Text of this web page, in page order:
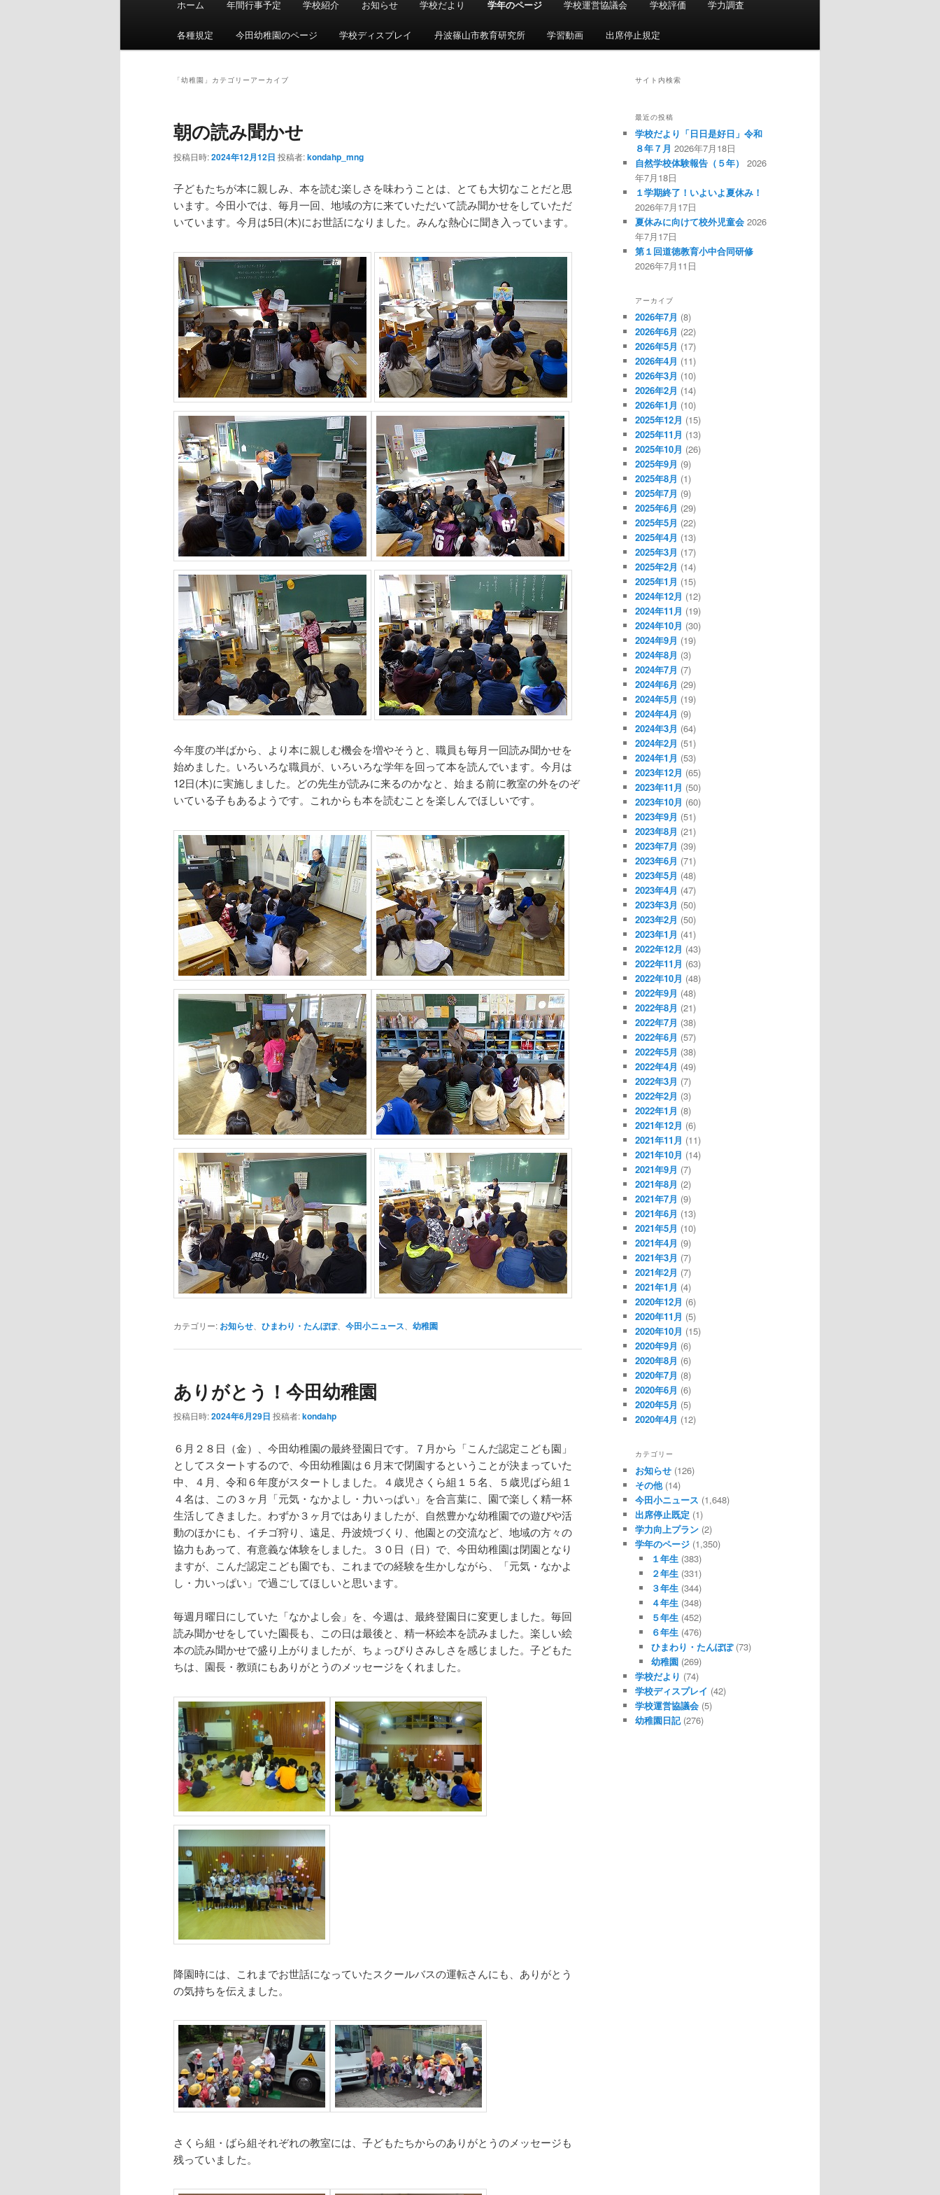
メ
ホーム 年間行事予定 学校紹介 お知らせ 学校だより 学年のページ 学校運営協議会 学校評価 学力調査
各種規定 今田幼稚園のページ 学校ディスプレイ 丹波篠山市教育研究所 学習動画 出席停止規定
「幼稚園 」カテゴリーアーカイブ
朝の読み聞かせ
投稿日時:2024年12月12日 投稿者:kondahp_mng
子どもたちが本に親しみ、本を読む楽しさを味わうことは、とても大切なことだと思
います。今田小では、毎月一回、地域の方に来ていただいて読み聞かせをしていただ
いています。今月は5日(木)にお世話になりました。みんな熱心に聞き入っています。
今年度の半ばから、より本に親しむ機会を増やそうと、職員も毎月一回読み聞かせを
始めました。いろいろな職員が、いろいろな学年を回って本を読んでいます。今月は
12日(木)に実施しました。どの先生が読みに来るのかなと、始まる前に教室の外をのぞ
いている子もあるようです。これからも本を読むことを楽しんでほしいです。
カテゴリー: お知らせ ひまわり・たんぽぽ、 今田小ニュース 幼稚園
ありがとう！今田幼稚園
投稿日時:2024年6月29日 投稿者:kondahp
６月２８日（金）、今田幼稚園の最終登園日です。７月から「こんだ認定こども園」
としてスタートするので、今田幼稚園は６月末で閉園するということが決まっていた
中、４月、令和６年度がスタートしました。４歳児さくら組１５名、５歳児ばら組１
４名は、この３ヶ月「元気・なかよし・力いっぱい」を合言葉に、園で楽しく精一杯
生活してきました。わずか３ヶ月ではありましたが、自然豊かな幼稚園での遊びや活
動のほかにも、イチゴ狩り、遠足、丹波焼づくり、他園との交流など、地域の方々の
協力もあって、有意義な体験をしました。３０日（日）で、今田幼稚園は閉園となり
ますが、こんだ認定こども園でも、これまでの経験を生かしながら、「元気・なかよ
し・力いっぱい」で過ごしてほしいと思います。
毎週月曜日にしていた「なかよし会」を、今週は、最終登園日に変更しました。毎回
読み聞かせをしていた園長も、この日は最後と、精一杯絵本を読みました。楽しい絵
本の読み聞かせで盛り上がりましたが、ちょっぴりさみしさを感じました。子どもた
ちは、園長・教頭にもありがとうのメッセージをくれました。
降園時には、これまでお世話になっていたスクールバスの運転さんにも、ありがとう
の気持ちを伝えました。
さくら組・ばら組それぞれの教室には、子どもたちからのありがとうのメッセージも
残っていました。
サイト内検索
最近の投稿
学校だより「日日是好日」令和
８年７月 2026年7月18日
自然学校体験報告（５年）
2026
年7月18日
１学期終了！いよいよ夏休み！
2026年7月17日
夏休みに向けて校外児童会 2026
年7月17日
第１回道徳教育小中合同研修
2026年7月11日
アーカイブ
2026年7月 (8)
2026年6月 (22)
2026年5月 (17)
2026年4月 (11)
2026年3月 (10)
2026年2月 (14)
2026年1月 (10)
2025年12月 (15)
2025年11月 (13)
2025年10月 (26)
2025年9月 (9)
2025年8月 (1)
2025年7月 (9)
2025年6月 (29)
2025年5月 (22)
2025年4月 (13)
2025年3月 (17)
2025年2月 (14)
2025年1月 (15)
2024年12月 (12)
2024年11月 (19)
2024年10月 (30)
2024年9月 (19)
2024年8月 (3)
2024年7月 (7)
2024年6月 (29)
2024年5月 (19)
2024年4月 (9)
2024年3月 (64)
2024年2月 (51)
2024年1月 (53)
2023年12月 (65)
2023年11月 (50)
2023年10月 (60)
2023年9月 (51)
2023年8月 (21)
2023年7月 (39)
2023年6月 (71)
2023年5月 (48)
2023年4月 (47)
2023年3月 (50)
2023年2月 (50)
2023年1月 (41)
2022年12月 (43)
2022年11月 (63)
2022年10月 (48)
2022年9月 (48)
2022年8月 (21)
2022年7月 (38)
2022年6月 (57)
2022年5月 (38)
2022年4月 (49)
2022年3月 (7)
2022年2月 (3)
2022年1月 (8)
2021年12月 (6)
2021年11月 (11)
2021年10月 (14)
2021年9月 (7)
2021年8月 (2)
2021年7月 (9)
2021年6月 (13)
2021年5月 (10)
2021年4月 (9)
2021年3月 (7)
2021年2月 (7)
2021年1月 (4)
2020年12月 (6)
2020年11月 (5)
2020年10月 (15)
2020年9月 (6)
2020年8月 (6)
2020年7月 (8)
2020年6月 (6)
2020年5月 (5)
2020年4月 (12)
カテゴリー
お知らせ (126)
その他(14)
今田小ニュース (1,648)
出席停止既定 (1)
学力向上プラン (2)
学年のページ (1,350)
１年生(383)
２年生(331)
３年生(344)
４年生(348)
５年生(452)
６年生(476)
ひまわり・たんぽぽ(73)
幼稚園(269)
学校だより (74)
学校ディスプレイ (42)
学校運営協議会 (5)
幼稚園日記(276)